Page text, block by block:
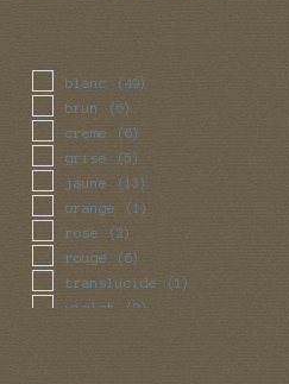
blanc (49)
brun (6)
creme (6)
grise (5)
jaune (13)
orange (1)
rose (2)
rouge (6)
translucide (1)
violet (2)